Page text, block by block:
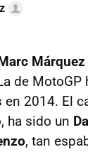
de
2014. El
ha sido un
, tan